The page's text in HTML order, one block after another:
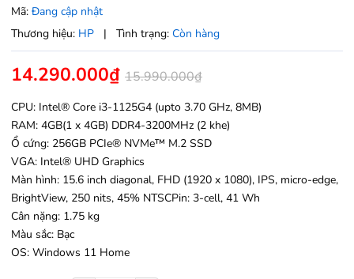
Mã: Đang cập nhật
Thương hiệu: HP | Tình trạng: Còn hàng
14.290.000₫ 15.990.000₫
CPU: Intel® Core i3-1125G4 (upto 3.70 GHz, 8MB)
RAM: 4GB(1 x 4GB) DDR4-3200MHz (2 khe)
Ổ cứng: 256GB PCIe® NVMe™ M.2 SSD
VGA: Intel® UHD Graphics
Màn hình: 15.6 inch diagonal, FHD (1920 x 1080), IPS, micro-edge,
BrightView, 250 nits, 45% NTSCPin: 3-cell, 41 Wh
Cân nặng: 1.75 kg
Màu sắc: Bạc
OS: Windows 11 Home